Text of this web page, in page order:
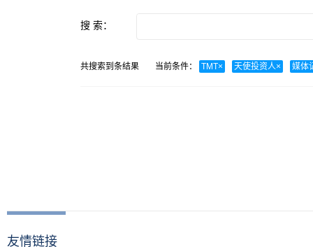
搜 索：
共搜索到 条结果 当前条件： TMT× 天使投资人× 媒体
友情链接